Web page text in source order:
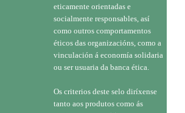
eticamente orientadas e
socialmente responsables, así
como outros comportamentos
éticos das organizacións, como a
vinculación á economía solidaria
ou ser usuaria da banca ética.
Os criterios deste selo diríxense
tanto aos produtos como ás